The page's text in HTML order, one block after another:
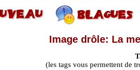
Image drôle: La
(les tags vous permettent de